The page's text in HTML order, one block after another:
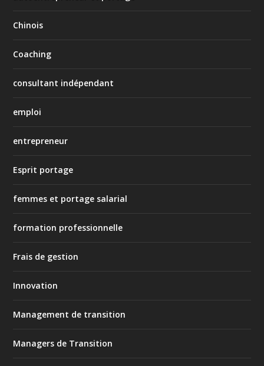
Chinois
Coaching
consultant indépendant
emploi
entrepreneur
Esprit portage
femmes et portage salarial
formation professionnelle
Frais de gestion
Innovation
Management de transition
Managers de Transition